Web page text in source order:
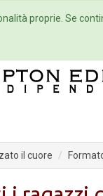
Eventi
il cuore
proprie. Se